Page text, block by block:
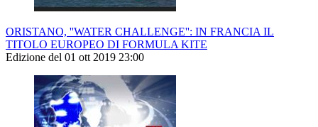
ORISTANO, ''WATER CHALLENGE'': IN FRANCIA IL
TITOLO EUROPEO DI FORMULA KITE
Edizione del 01 ott 2019 23:00